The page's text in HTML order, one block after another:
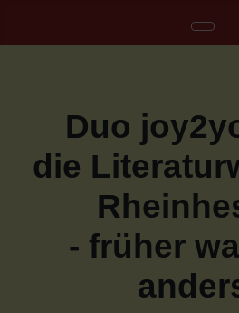
Duo
die
- früher